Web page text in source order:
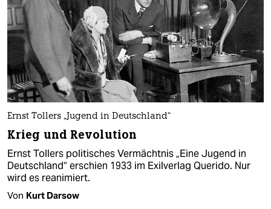
Ernst Tollers „Jugend in Deutschland“
Krieg und Revolution
Ernst Tollers politisches Vermächtnis „Eine Jugend in
Deutschland“ erschien 1933 im Exilverlag Querido. Nur
wird es reanimiert.
Von Kurt Darsow